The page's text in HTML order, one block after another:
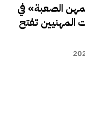
الصعبة» في
المهنيين تفتح